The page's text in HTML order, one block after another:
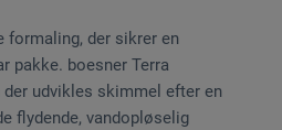
formaling, der sikrer en
pakke. boesner Terra
udvikles skimmel efter en
flydende, vandopløselig